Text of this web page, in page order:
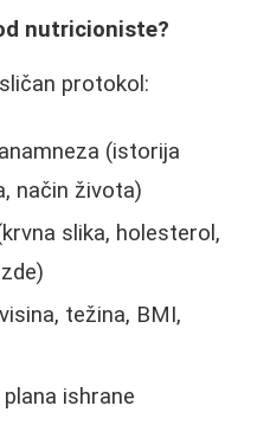
nutricioniste?
protokol:
(istorija
način života)
slika, holesterol,
težina, BMI,
ishrane